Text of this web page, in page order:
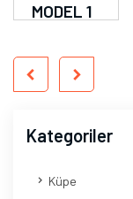
MODEL 1
Kategoriler
Küpe